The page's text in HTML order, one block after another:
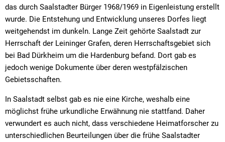
das durch Saalstadter Bürger 1968/1969 in Eigenleistung erstellt
wurde. Die Entstehung und Entwicklung unseres Dorfes liegt
weitgehendst im dunkeln. Lange Zeit gehörte Saalstadt zur
Herrschaft der Leininger Grafen, deren Herrschaftsgebiet sich
bei Bad Dürkheim um die Hardenburg befand. Dort gab es
jedoch wenige Dokumente über deren westpfälzischen
Gebietsschaften.
In Saalstadt selbst gab es nie eine Kirche, weshalb eine
möglichst frühe urkundliche Erwähnung nie stattfand. Daher
verwundert es auch nicht, dass verschiedene Heimatforscher zu
unterschiedlichen Beurteilungen über die frühe Saalstadter